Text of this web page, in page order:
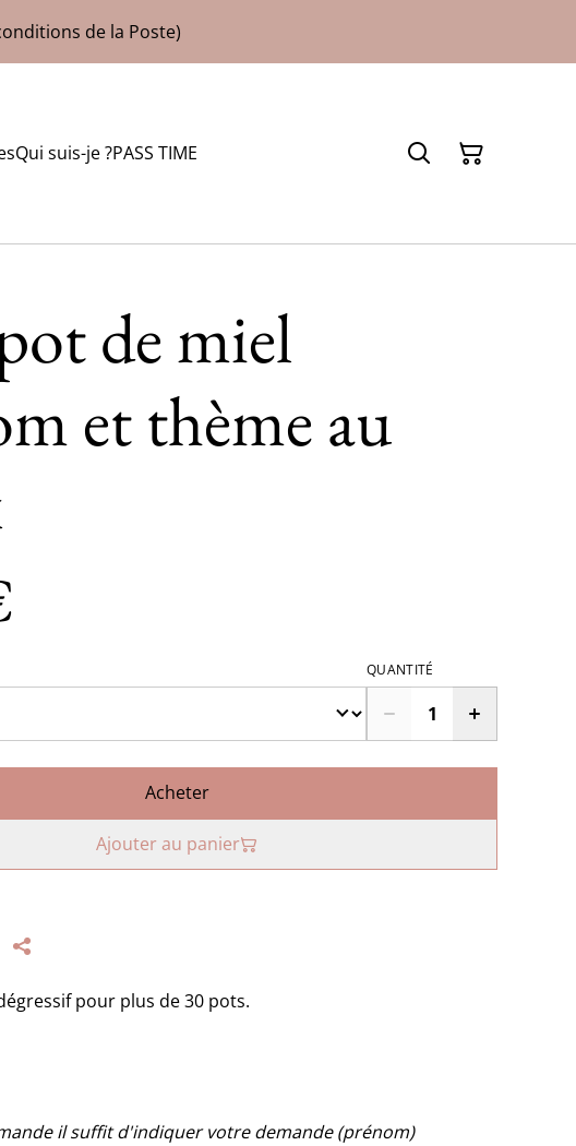
de la Poste)
Qui suis-je ?PASS TIME
de miel
et thème au
QUANTITÉ
Acheter
Ajouter au panier
pour plus de 30 pots.
il suffit d'indiquer votre demande (prénom)